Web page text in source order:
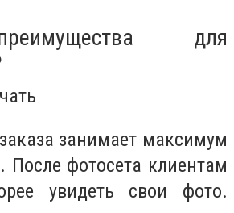
для
занимает максимум
После фотосета клиентам
увидеть свои фото.